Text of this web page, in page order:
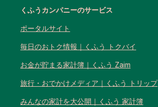
くふうカンパニーのサービス
ポータルサイト
毎日のおトク情報｜くふう トクバイ
お金が貯まる家計簿｜くふう Zaim
旅行・おでかけメディア｜くふう トリップ
みんなの家計を大公開｜くふう 家計簿